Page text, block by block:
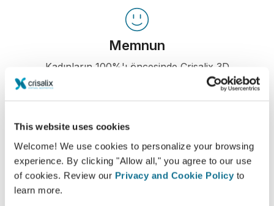
This website uses cookies
Welcome! We use cookies to personalize your browsing
experience. By clicking "Allow all," you agree to our use
of cookies. Review our Privacy and Cookie Policy to
learn more.
Memnun
Kadınların 100%'ı öncesinde Crisalix 3D
simülasyonu gördüklerinde ameliyatlarından ya
*Mayıs 2010 ile Eylül 2011 arasında İsviçre'de ameliyat olan
meme büyütme hastaları arasında çevrimiçi anket yapılmıştır.